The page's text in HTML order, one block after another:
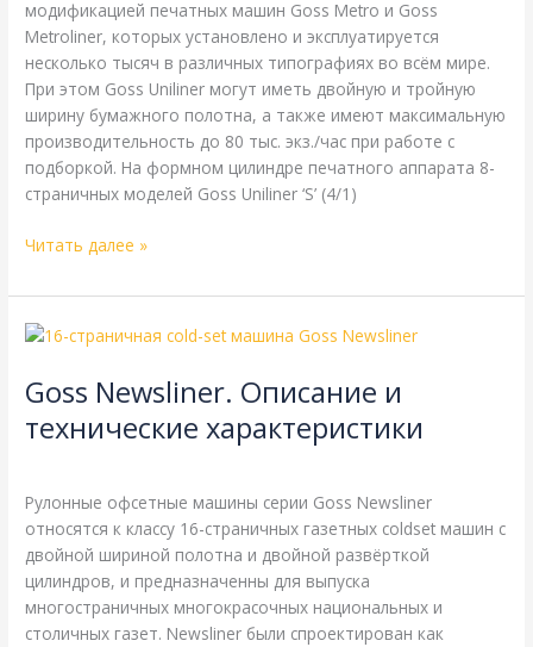
модификацией печатных машин Goss Metro и Goss
Metroliner, которых установлено и эксплуатируется
несколько тысяч в различных типографиях во всём мире.
При этом Goss Uniliner могут иметь двойную и тройную
ширину бумажного полотна, а также имеют максимальную
производительность до 80 тыс. экз./час при работе с
подборкой. На формном цилиндре печатного аппарата 8-
страничных моделей Goss Uniliner ‘S’ (4/1)
Читать далее »
Goss Newsliner. Описание и
технические характеристики
Рулонные офсетные машины серии Goss Newsliner
относятся к классу 16-страничных газетных coldset машин с
двойной шириной полотна и двойной развёрткой
цилиндров, и предназначенны для выпуска
многостраничных многокрасочных национальных и
столичных газет. Newsliner были спроектирован как
Goss
Описание
технические